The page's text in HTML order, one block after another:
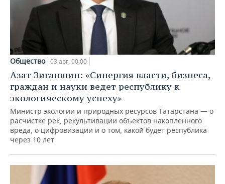
Общество 03 авг, 00:00
Азат Зиганшин: «Синергия власти, бизнеса,
граждан и науки ведет республику к
экологическому успеху»
Министр экологии и природных ресурсов Татарстана — о
расчистке рек, рекультивации объектов накопленного
вреда, о цифровизации и о том, какой будет республика
через 10 лет